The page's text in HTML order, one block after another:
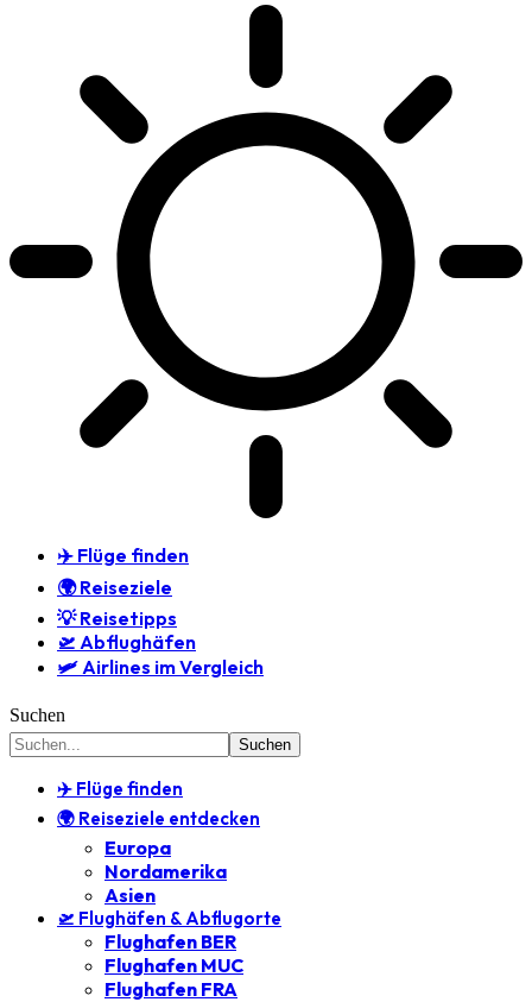
✈️ Flüge finden
🌍 Reiseziele
💡 Reisetipps
🛫 Abflughäfen
🛩️ Airlines im Vergleich
Suchen
✈️ Flüge finden
🌍 Reiseziele entdecken
Europa
Nordamerika
Asien
🛫 Flughäfen & Abflugorte
Flughafen BER
Flughafen MUC
Flughafen FRA